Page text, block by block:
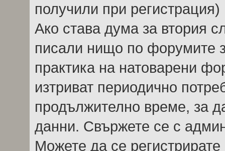
получили при
Ако става дума за втория
писали нищо по форумите
практика на натоварени
изтриват периодично
продължително време, за
данни. Свържете се с
Можете да се